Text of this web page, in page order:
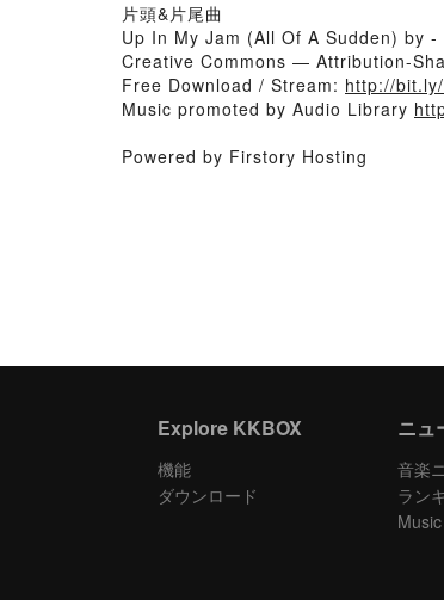
片頭&片尾曲
Up In My Jam (All Of A Sudden) by -
Creative Commons — Attribution-
Free Download / Stream: http://
Music promoted by Audio Library
Powered by Firstory Hosting
Explore KKBOX
機能
ダウンロード
ニュ
音楽
ラン